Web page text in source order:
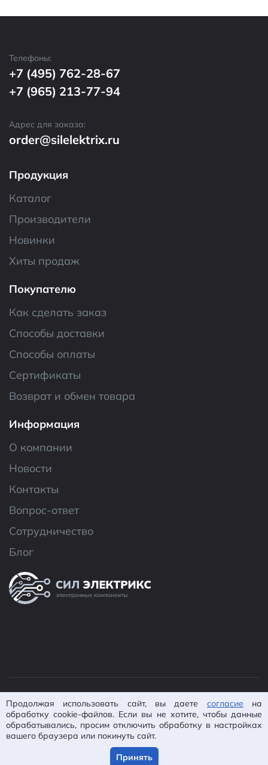
Телефоны:
+7 (495) 762-28-67
+7 (965) 213-77-94
Адрес для заказа:
order@silelektrix.ru
Продукция
Каталог
Производители
Новинки
Хиты продаж
Покупателю
Как сделать заказ
Способы доставки
Способы оплаты
Сертификаты
Возврат и обмен товара
Информация
О компании
Новости
Контакты
Вопрос-ответ
Сотрудничество
Блог
Политика конфиденциальности
Согласие на
обработку ПД
Пользовательское
соглашение
Карта сайта
Продолжая использовать сайт, вы даете согласие на
обработку cookie-файлов. Если вы не хотите, чтобы данные
обрабатывались, просим отключить обработку в настройках
вашего браузера или покинуть сайт.
Принять